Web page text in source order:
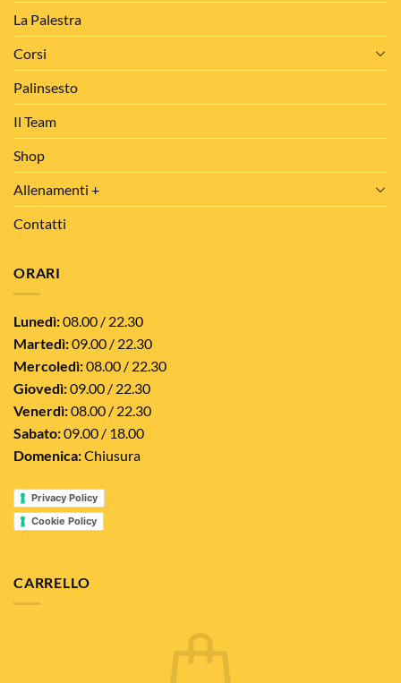
La Palestra
Corsi
Palinsesto
Il Team
Shop
Allenamenti +
Contatti
ORARI
Lunedì:08.00 / 22.30
Martedì:09.00 / 22.30
Mercoledì:08.00 / 22.30
Giovedì:09.00 / 22.30
Venerdì:08.00 / 22.30
Sabato:09.00 / 18.00
Domenica:Chiusura
Privacy Policy
Cookie Policy
CARRELLO